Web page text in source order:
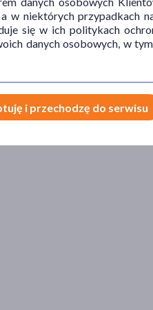
w niektórych przypadkach
się w ich politykach
danych osobowych, w
i przechodzę do serwisu